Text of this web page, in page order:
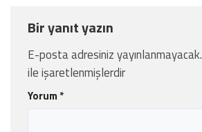
Bir yanıt yazın
E-posta adresiniz yayınlanmayacak.
ile işaretlenmişlerdir
Yorum *